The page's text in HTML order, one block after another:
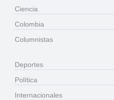
Ciencia
Colombia
Columnistas
Deportes
Política
Internacionales